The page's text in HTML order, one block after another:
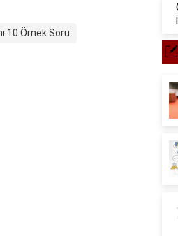
10 Örnek Soru